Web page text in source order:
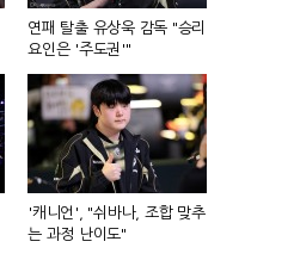
연패 탈출 유상욱 감독 "승리
요인은 '주도권'"
'캐니언', "쉬바나, 조합 맞추
는 과정 난이도"